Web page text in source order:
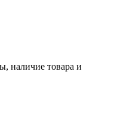
наличие товара и